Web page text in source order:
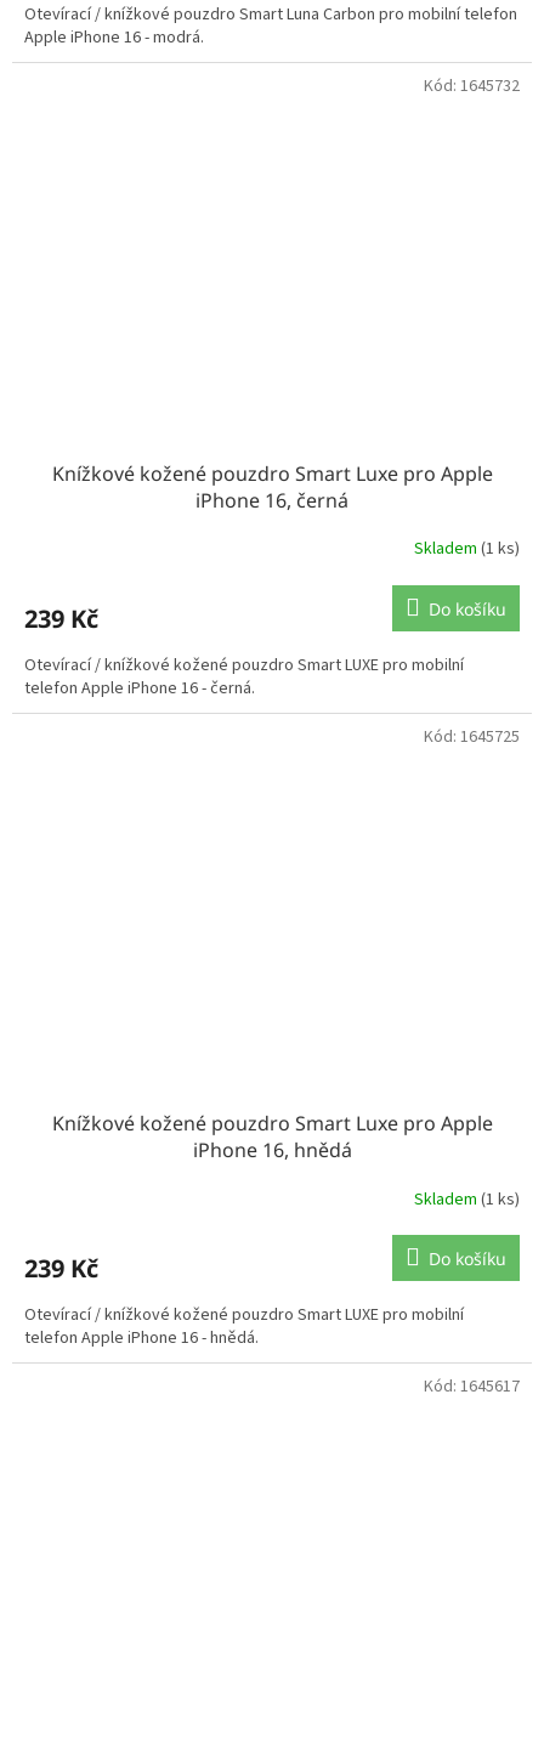
Otevírací / knížkové pouzdro Smart Luna Carbon pro mobilní telefon
Apple iPhone 16 - modrá.
Knížkové kožené pouzdro Smart Luxe pro Apple
iPhone 16, černá
Skladem (1 ks)
239 Kč Do košíku
Otevírací / knížkové kožené pouzdro Smart LUXE pro mobilní
telefon Apple iPhone 16 - černá.
Kód: 1645732
Knížkové kožené pouzdro Smart Luxe pro Apple
iPhone 16, hnědá
Skladem (1 ks)
239 Kč Do košíku
Otevírací / knížkové kožené pouzdro Smart LUXE pro mobilní
telefon Apple iPhone 16 - hnědá.
Kód: 1645725
Kód: 1645617